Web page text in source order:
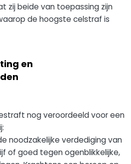
zij beide van toepassing zijn
de hoogste celstraf is
en
nog veroordeeld voor een
verdediging van
of goed tegen ogenblikkelijke,